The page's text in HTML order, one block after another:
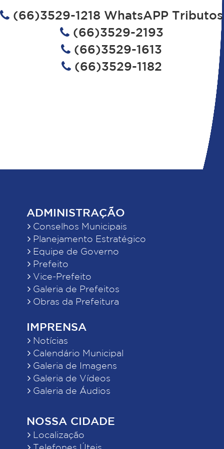
(66)3529-1218 WhatsAPP Tributos
(66)3529-2193
(66)3529-1613
(66)3529-1182
ADMINISTRAÇÃO
Conselhos Municipais
Planejamento Estratégico
Equipe de Governo
Prefeito
Vice-Prefeito
Galeria de Prefeitos
Obras da Prefeitura
IMPRENSA
Notícias
Calendário Municipal
Galeria de Imagens
Galeria de Vídeos
Galeria de Áudios
NOSSA CIDADE
Localização
Telefones Úteis